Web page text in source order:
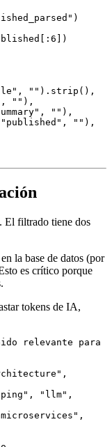
)
6 ])
, "" ). strip (),
, "" ),
, "" ),
"published" , "" ),
El filtrado tiene dos
la base de datos (por
es crítico porque
tokens de IA,
relevante para
,
, "llm" ,
,